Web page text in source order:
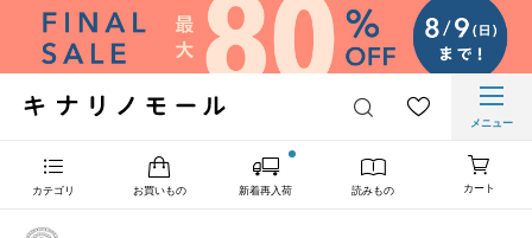
メニュー
カテゴリ お買いもの 新着再入荷 読みもの カート